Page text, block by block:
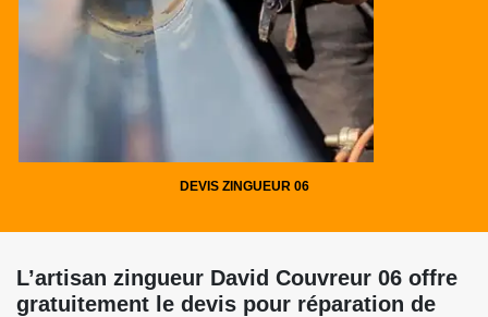
DEVIS ZINGUEUR 06
L’artisan zingueur David Couvreur 06 offre
gratuitement le devis pour réparation de